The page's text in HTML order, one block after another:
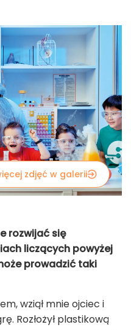
zdjęć w galerii
rozwijać się
liczących powyżej
prowadzić taki
wziął mnie ojciec i
Rozłożył plastikową